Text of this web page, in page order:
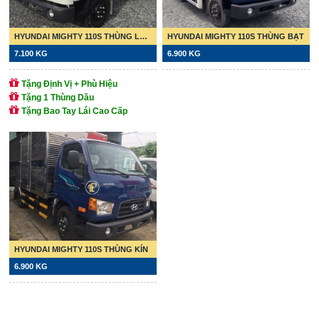
HYUNDAI MIGHTY 110S THÙNG LỬNG
7.100 KG
Tặng Định Vị + Phù Hiệu
Tặng 1 Thùng Dầu
Tặng Bao Tay Lái Cao Cấp
HYUNDAI MIGHTY 110S THÙNG BẠT
6.900 KG
HYUNDAI MIGHTY 110S THÙNG KÍN
6.900 KG